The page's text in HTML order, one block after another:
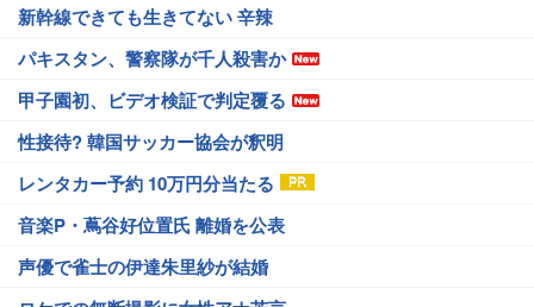
新幹線できても生きてない 辛辣
パキスタン、警察隊が千人殺害か
甲子園初、ビデオ検証で判定覆る
性接待? 韓国サッカー協会が釈明
レンタカー予約 10万円分当たる
音楽P・蔦谷好位置氏 離婚を公表
声優で雀士の伊達朱里紗が結婚